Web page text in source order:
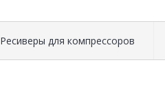
Ресиверы для компрессоров